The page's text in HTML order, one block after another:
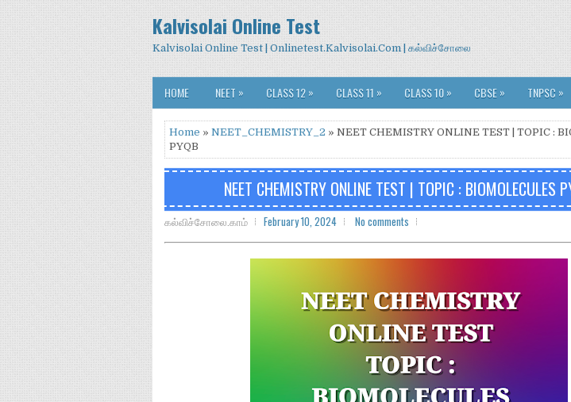
Kalvisolai Online Test
Kalvisolai Online Test | Onlinetest.Kalvisolai.Com | கல்விச்சோலை
HOME NEET » CLASS 12» CLASS 11 » CLASS 10» CBSE» TNPSC »
Home » NEET_CHEMISTRY_2 » NEET CHEMISTRY ONLINE TEST | TOPIC :
PYQB
NEET CHEMISTRY ONLINE TEST | TOPIC : BIOMOLECULES
கல்விச்சோலை.காம் February 10, 2024 No comments